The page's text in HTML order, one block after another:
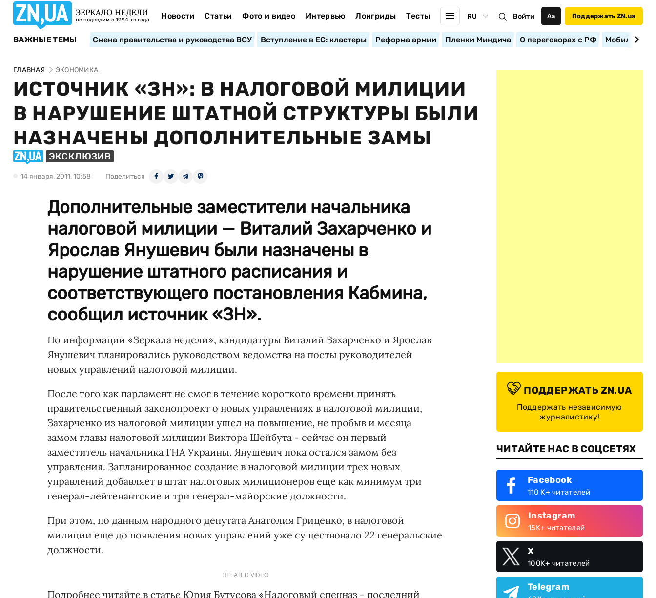
ЗЕРКАЛО НЕДЕЛИ
не подводим с 1994-го года Новости Статьи Фото и видео Интервью Лонгриды Тесты RU Войти Аа Поддержать ZN.ua
ВАЖНЫЕ ТЕМЫ Смена правительства и руководства ВСУ Вступление в ЕС: кластеры Реформа армии Пленки Миндича О переговорах с РФ
ГЛАВНАЯ ЭКОНОМИКА
ИСТОЧНИК «ЗН»: В НАЛОГОВОЙ МИЛИЦИИ
В НАРУШЕНИЕ ШТАТНОЙ СТРУКТУРЫ БЫЛИ
НАЗНАЧЕНЫ ДОПОЛНИТЕЛЬНЫЕ ЗАМЫ
ЭКСКЛЮЗИВ
14 января, 2011, 10:58 Поделиться
Дополнительные заместители начальника
налоговой милиции — Виталий Захарченко и
Ярослав Янушевич были назначены в
нарушение штатного расписания и
соответствующего постановления Кабмина,
сообщил источник «ЗН».
По информации «Зеркала недели», кандидатуры Виталий Захарченко и Ярослав
Янушевич планировались руководством ведомства на посты руководителей
новых управлений налоговой милиции.
После того как парламент не смог в течение короткого времени принять
правительственный законопроект о новых управлениях в налоговой милиции,
Захарченко из налоговой милиции ушел на повышение, не пробыв и месяца
замом главы налоговой милиции Виктора Шейбута - сейчас он первый
заместитель начальника ГНА Украины. Янушевич пока остался замом без
управления. Запланированное создание в налоговой милиции трех новых
управлений добавляет в штат налоговых милиционеров еще как минимум три
генерал-лейтенантские и три генерал-майорские должности.
При этом, по данным народного депутата Анатолия Гриценко, в налоговой
милиции еще до появления новых управлений уже существовало 22 генеральские
должности.
RELATED VIDEO
Подробнее читайте в статье Юрия Бутусова «Налоговый спецназ - последний
ПОДДЕРЖАТЬ ZN.UA
Поддержать независимую
журналистику!
ЧИТАЙТЕ НАС В СОЦСЕТЯХ
Facebook
110 K+ читателей
Instagram
15K+ читателей
X
100K+ читателей
Telegram